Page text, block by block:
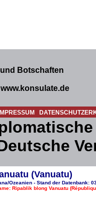
Botschaften
IMPRESSUM
(Vanuatu)
Ozeanien - Stand der Datenbank:
Ripablik blong Vanuatu